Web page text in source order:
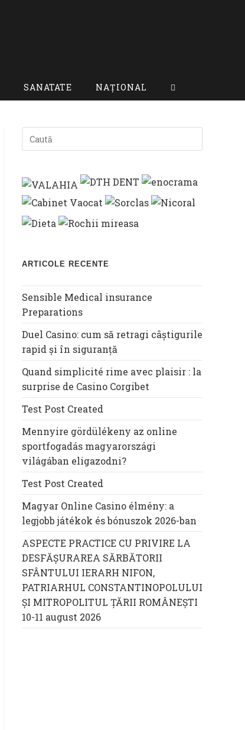
SANATATE NAȚIONAL TOGGLE
ARTICOLE RECENTE
Sensible Medical insurance
Preparations
Duel Casino: cum să retragi câștigurile
rapid și în siguranță
Quand simplicité rime avec plaisir : la
surprise de Casino Corgibet
Test Post Created
Mennyire gördülékeny az online
sportfogadás magyarországi
világában eligazodni?
Test Post Created
Magyar Online Casino élmény: a
legjobb játékok és bónuszok 2026-ban
ASPECTE PRACTICE CU PRIVIRE LA
DESFĂȘURAREA SĂRBĂTORII
SFÂNTULUI IERARH NIFON,
PATRIARHUL CONSTANTINOPOLULUI
ŞI MITROPOLITUL ȚĂRII ROMÂNEȘTI
10-11 august 2026